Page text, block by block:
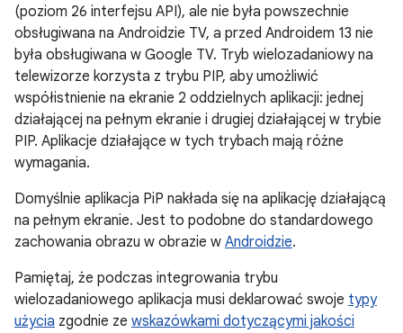
(poziom 26 interfejsu API), ale nie była powszechnie
obsługiwana na Androidzie TV, a przed Androidem 13 nie
była obsługiwana w Google TV. Tryb wielozadaniowy na
telewizorze korzysta z trybu PIP, aby umożliwić
współistnienie na ekranie 2 oddzielnych aplikacji: jednej
działającej na pełnym ekranie i drugiej działającej w trybie
PIP. Aplikacje działające w tych trybach mają różne
wymagania.
Domyślnie aplikacja PiP nakłada się na aplikację działającą
na pełnym ekranie. Jest to podobne do standardowego
zachowania obrazu w obrazie w Androidzie.
Pamiętaj, że podczas integrowania trybu
wielozadaniowego aplikacja musi deklarować swoje typy
użycia zgodnie ze wskazówkami dotyczącymi jakości